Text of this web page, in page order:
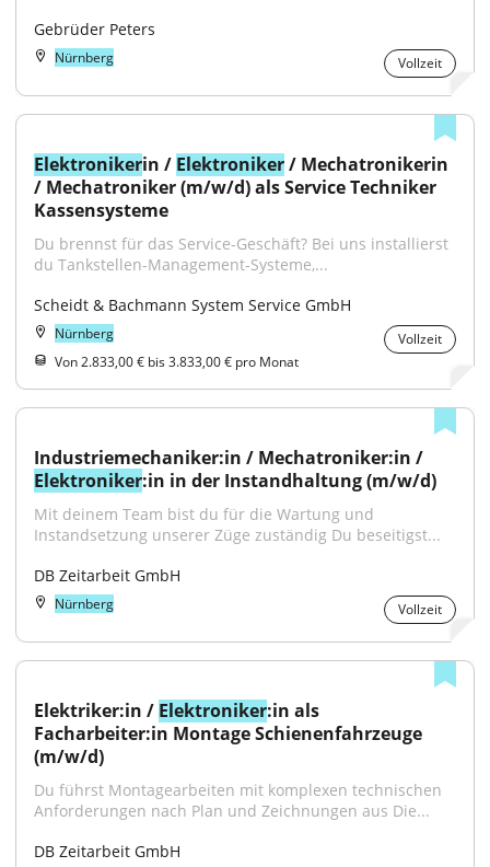
Gebrüder Peters
Nürnberg Vollzeit
Elektronikerin / Elektroniker / Mechatronikerin
/ Mechatroniker (m/w/d) als Service Techniker
Kassensysteme
Du brennst für das Service-Geschäft? Bei uns installierst
du Tankstellen-Management-Systeme,...
Scheidt & Bachmann System Service GmbH
Nürnberg
Vollzeit
Von 2.833,00 € bis 3.833,00 € pro Monat
Elektroniker:in in der Instandhaltung (m/w/d)
Mit deinem Team bist du für die Wartung und
Instandsetzung unserer Züge zuständig Du beseitigst...
DB Zeitarbeit GmbH
Nürnberg Vollzeit
Elektriker:in / Elektroniker:in als
Facharbeiter:in Montage Schienenfahrzeuge
(m/w/d)
Du führst Montagearbeiten mit komplexen technischen
Anforderungen nach Plan und Zeichnungen aus Die...
DB Zeitarbeit GmbH